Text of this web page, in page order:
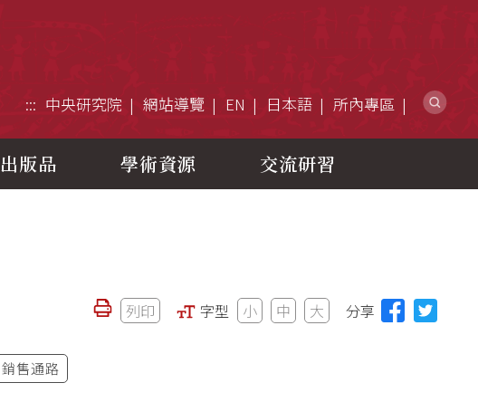
::: 中央研究院 網站導覽 EN 日本語 所內專區
出版品 學術資源 交流研習
列印 字型 小 中 大 分享
銷售通路